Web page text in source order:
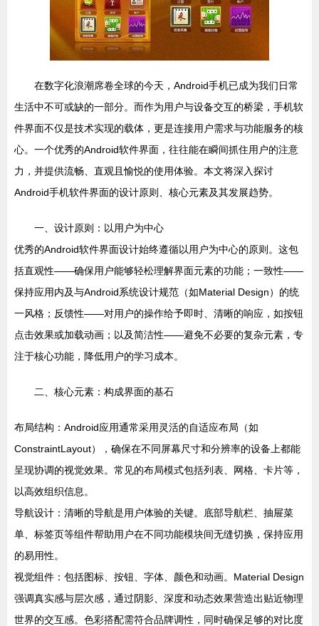
在数字化浪潮席卷全球的今天，Android手机已成为我们日常
生活中不可或缺的一部分。而作为用户与设备交互的桥梁，手机软
件界面不仅是技术实现的载体，更是连接用户需求与功能服务的核
心。一个优秀的Android软件界面，往往能在瞬间抓住用户的注意
力，并提供流畅、直观且愉悦的使用体验。本文将深入探讨
Android手机软件界面的设计原则、核心元素及其发展趋势。
一、设计原则：以用户为中心
优秀的Android软件界面设计始终遵循以用户为中心的原则。这包
括直观性——确保用户能够轻松理解界面元素的功能；一致性——
保持应用内及与Android系统设计规范（如Material Design）的统
一风格；反馈性——对用户的操作给予即时、清晰的响应，如按钮
点击效果或加载动画；以及简洁性——避免不必要的复杂元素，专
注于核心功能，降低用户的学习成本。
二、核心元素：构成界面的基石
布局结构：Android应用通常采用灵活的自适应布局（如
ConstraintLayout），确保在不同屏幕尺寸和分辨率的设备上都能
呈现协调的视觉效果。常见的布局模式包括列表、网格、卡片等，
以高效组织信息。
导航设计：清晰的导航是用户体验的关键。底部导航栏、抽屉菜
单、标签页等组件帮助用户在不同功能模块间无缝切换，保持应用
的易用性。
视觉组件：包括图标、按钮、字体、颜色和动画。Material Design
强调真实感与层次感，通过阴影、深度和动态效果营造出贴近物理
世界的交互感。色彩搭配需符合品牌调性，同时确保足够的对比度